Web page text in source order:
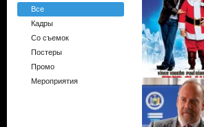
Все
Кадры
Со съемок
Постеры
Промо
Мероприятия